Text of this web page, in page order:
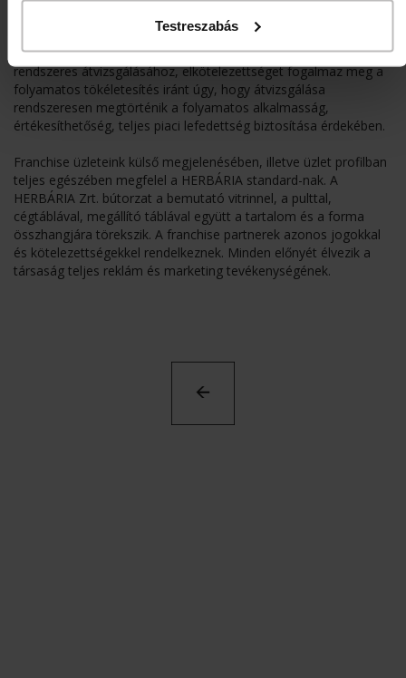
Testreszabás
A kereskedelmi politika figyelembe veszi a szervezet céljait,
keretet ad az értékesítési és minőség célok kitűzéséhez,
rendszeres átvizsgálásához, elkötelezettséget fogalmaz meg a
folyamatos tökéletesítés iránt úgy, hogy átvizsgálása
rendszeresen megtörténik a folyamatos alkalmasság,
értékesíthetőség, teljes piaci lefedettség biztosítása érdekében.
Franchise üzleteink külső megjelenésében, illetve üzlet profilban
teljes egészében megfelel a HERBÁRIA standard-nak. A
HERBÁRIA Zrt. bútorzat a bemutató vitrinnel, a pulttal,
cégtáblával, megállító táblával együtt a tartalom és a forma
összhangjára törekszik. A franchise partnerek azonos jogokkal
és kötelezettségekkel rendelkeznek. Minden előnyét élvezik a
társaság teljes reklám és marketing tevékenységének.